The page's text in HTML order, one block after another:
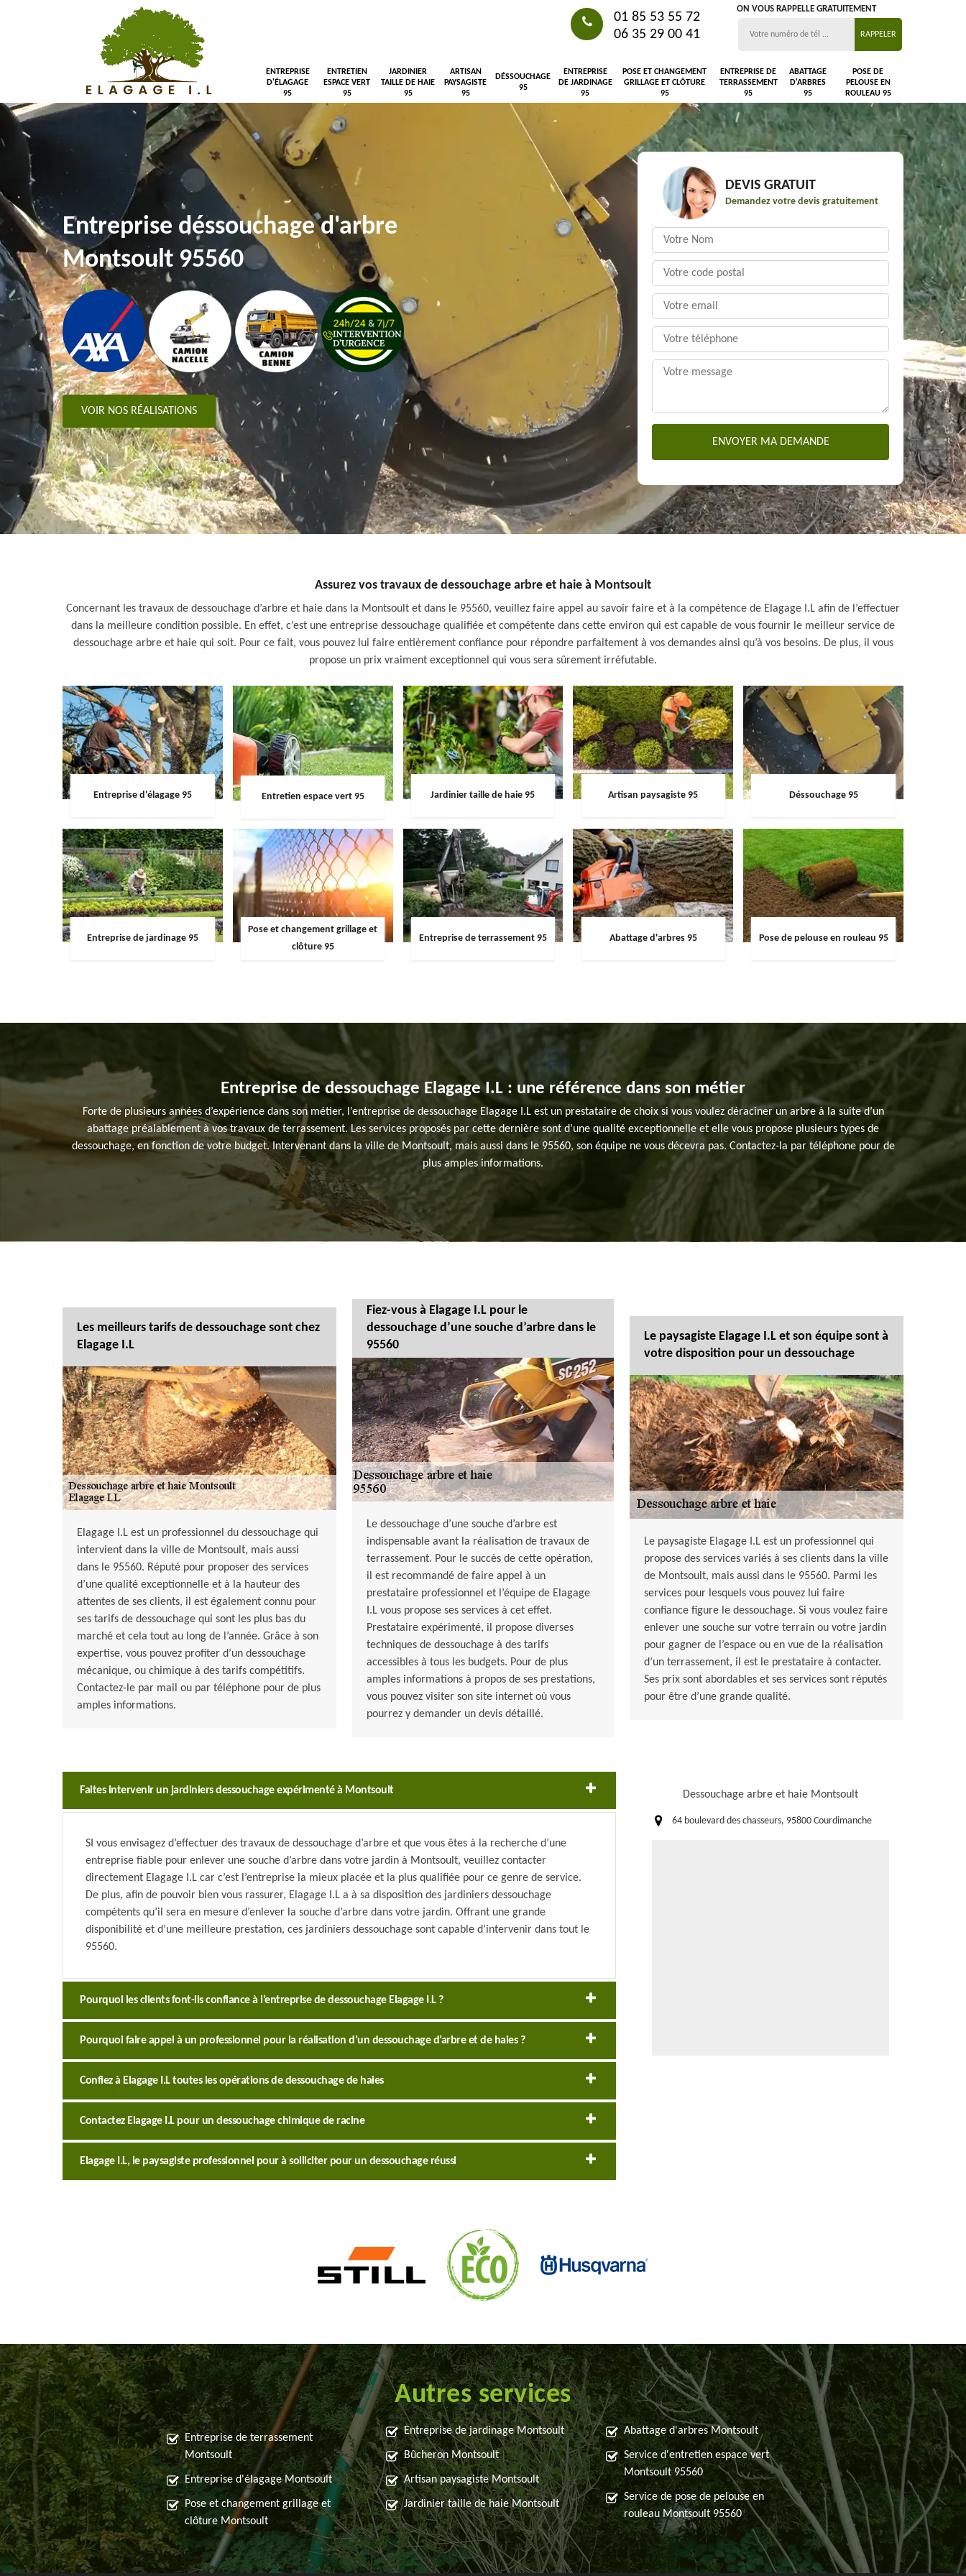
01 85 53 55 72
06 35 29 00 41
ON VOUS RAPPELLE GRATUITEMENT
ENTREPRISE
D'ÉLAGAGE
95
ENTRETIEN
ESPACE VERT
95
JARDINIER
TAILLE DE HAIE
95
ARTISAN
PAYSAGISTE
95
DÉSSOUCHAGE
95
ENTREPRISE
DE JARDINAGE
95
POSE ET CHANGEMENT
GRILLAGE ET CLÔTURE
95
ENTREPRISE DE
TERRASSEMENT
95
ABATTAGE
D'ARBRES
95
POSE DE
PELOUSE EN
ROULEAU 95
Entreprise déssouchage d'arbre
Montsoult 95560
VOIR NOS RÉALISATIONS
DEVIS GRATUIT
Demandez votre devis gratuitement
Assurez vos travaux de dessouchage arbre et haie à Montsoult
Concernant les travaux de dessouchage d’arbre et haie dans la Montsoult et dans le 95560, veuillez faire appel au savoir faire et à la compétence de Elagage I.L afin de l’effectuer
dans la meilleure condition possible. En effet, c’est une entreprise dessouchage qualifiée et compétente dans cette environ qui est capable de vous fournir le meilleur service de
dessouchage arbre et haie qui soit. Pour ce fait, vous pouvez lui faire entièrement confiance pour répondre parfaitement à vos demandes ainsi qu’à vos besoins. De plus, il vous
propose un prix vraiment exceptionnel qui vous sera sûrement irréfutable.
Entreprise d'élagage 95 Entretien espace vert 95 Jardinier taille de haie 95 Artisan paysagiste 95 Déssouchage 95
Entreprise de jardinage 95
Pose et changement grillage et
clôture 95
Entreprise de terrassement 95 Abattage d'arbres 95 Pose de pelouse en rouleau 95
Entreprise de dessouchage Elagage I.L : une référence dans son métier
Forte de plusieurs années d’expérience dans son métier, l’entreprise de dessouchage Elagage I.L est un prestataire de choix si vous voulez déraciner un arbre à la suite d’un
abattage préalablement à vos travaux de terrassement. Les services proposés par cette dernière sont d’une qualité exceptionnelle et elle vous propose plusieurs types de
dessouchage, en fonction de votre budget. Intervenant dans la ville de Montsoult, mais aussi dans le 95560, son équipe ne vous décevra pas. Contactez-la par téléphone pour de
plus amples informations.
Les meilleurs tarifs de dessouchage sont chez
Elagage I.L
Elagage I.L est un professionnel du dessouchage qui
intervient dans la ville de Montsoult, mais aussi
dans le 95560. Réputé pour proposer des services
d’une qualité exceptionnelle et à la hauteur des
attentes de ses clients, il est également connu pour
ses tarifs de dessouchage qui sont les plus bas du
marché et cela tout au long de l’année. Grâce à son
expertise, vous pouvez profiter d’un dessouchage
mécanique, ou chimique à des tarifs compétitifs.
Contactez-le par mail ou par téléphone pour de plus
amples informations.
Fiez-vous à Elagage I.L pour le
dessouchage d’une souche d’arbre dans le
95560
Le dessouchage d’une souche d’arbre est
indispensable avant la réalisation de travaux de
terrassement. Pour le succès de cette opération,
il est recommandé de faire appel à un
prestataire professionnel et l’équipe de Elagage
I.L vous propose ses services à cet effet.
Prestataire expérimenté, il propose diverses
techniques de dessouchage à des tarifs
accessibles à tous les budgets. Pour de plus
amples informations à propos de ses prestations,
vous pouvez visiter son site internet où vous
pourrez y demander un devis détaillé.
Le paysagiste Elagage I.L et son équipe sont à
votre disposition pour un dessouchage
Le paysagiste Elagage I.L est un professionnel qui
propose des services variés à ses clients dans la ville
de Montsoult, mais aussi dans le 95560. Parmi les
services pour lesquels vous pouvez lui faire
confiance figure le dessouchage. Si vous voulez faire
enlever une souche sur votre terrain ou votre jardin
pour gagner de l’espace ou en vue de la réalisation
d’un terrassement, il est le prestataire à contacter.
Ses prix sont abordables et ses services sont réputés
pour être d’une grande qualité.
Faites intervenir un jardiniers dessouchage expérimenté à Montsoult
SI vous envisagez d’effectuer des travaux de dessouchage d’arbre et que vous êtes à la recherche d’une
entreprise fiable pour enlever une souche d’arbre dans votre jardin à Montsoult, veuillez contacter
directement Elagage I.L car c’est l’entreprise la mieux placée et la plus qualifiée pour ce genre de service.
De plus, afin de pouvoir bien vous rassurer, Elagage I.L a à sa disposition des jardiniers dessouchage
compétents qu’il sera en mesure d’enlever la souche d’arbre dans votre jardin. Offrant une grande
disponibilité et d’une meilleure prestation, ces jardiniers dessouchage sont capable d’intervenir dans tout le
95560.
Pourquoi les clients font-ils confiance à l’entreprise de dessouchage Elagage I.L ?
Pourquoi faire appel à un professionnel pour la réalisation d’un dessouchage d’arbre et de haies ?
Confiez à Elagage I.L toutes les opérations de dessouchage de haies
Contactez Elagage I.L pour un dessouchage chimique de racine
Elagage I.L, le paysagiste professionnel pour à solliciter pour un dessouchage réussi
Dessouchage arbre et haie Montsoult
64 boulevard des chasseurs, 95800 Courdimanche
Autres services
Entreprise de terrassement
Montsoult
Entreprise d'élagage Montsoult
Pose et changement grillage et
clôture Montsoult
Entreprise de jardinage Montsoult
Bûcheron Montsoult
Artisan paysagiste Montsoult
Jardinier taille de haie Montsoult
Abattage d'arbres Montsoult
Service d'entretien espace vert
Montsoult 95560
Service de pose de pelouse en
rouleau Montsoult 95560